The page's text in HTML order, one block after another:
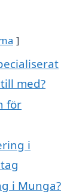
med?
för
i
i Munga?